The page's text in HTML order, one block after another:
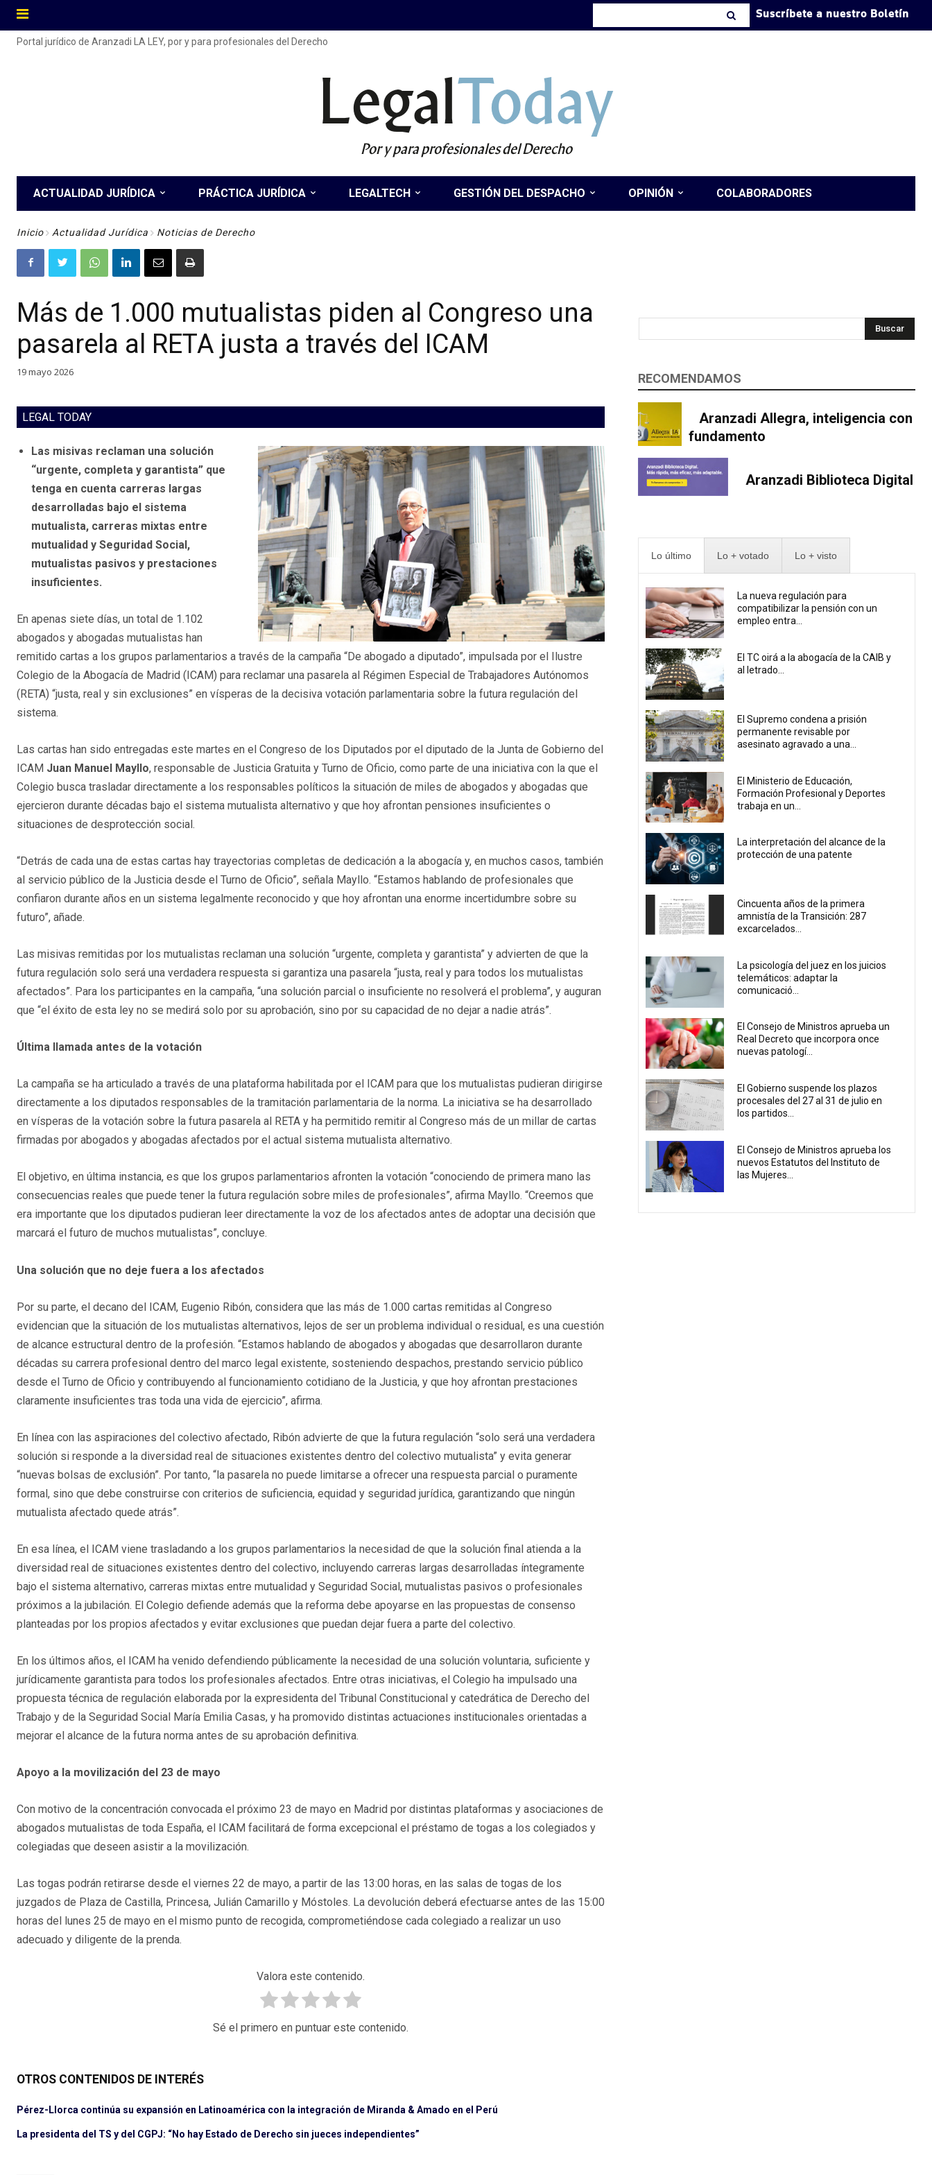
Suscríbete a nuestro Boletín
Portal jurídico de Aranzadi LA LEY, por y para profesionales del Derecho
LegalToday
Por y para profesionales del Derecho
ACTUALIDAD JURÍDICA PRÁCTICA JURÍDICA LEGALTECH GESTIÓN DEL DESPACHO OPINIÓN COLABORADORES
Inicio Actualidad Jurídica Noticias de Derecho
Más de 1.000 mutualistas piden al Congreso una
pasarela al RETA justa a través del ICAM
19 mayo 2026
LEGAL TODAY
Las misivas reclaman una solución
“urgente, completa y garantista” que
tenga en cuenta carreras largas
desarrolladas bajo el sistema
mutualista, carreras mixtas entre
mutualidad y Seguridad Social,
mutualistas pasivos y prestaciones
insuficientes.
En apenas siete días, un total de 1.102
abogados y abogadas mutualistas han
remitido cartas a los grupos parlamentarios a través de la campaña “De abogado a diputado”, impulsada por el Ilustre
Colegio de la Abogacía de Madrid (ICAM) para reclamar una pasarela al Régimen Especial de Trabajadores Autónomos
(RETA) “justa, real y sin exclusiones” en vísperas de la decisiva votación parlamentaria sobre la futura regulación del
sistema.
Las cartas han sido entregadas este martes en el Congreso de los Diputados por el diputado de la Junta de Gobierno del
ICAM Juan Manuel Mayllo, responsable de Justicia Gratuita y Turno de Oficio, como parte de una iniciativa con la que el
Colegio busca trasladar directamente a los responsables políticos la situación de miles de abogados y abogadas que
ejercieron durante décadas bajo el sistema mutualista alternativo y que hoy afrontan pensiones insuficientes o
situaciones de desprotección social.
“Detrás de cada una de estas cartas hay trayectorias completas de dedicación a la abogacía y, en muchos casos, también
al servicio público de la Justicia desde el Turno de Oficio”, señala Mayllo. “Estamos hablando de profesionales que
confiaron durante años en un sistema legalmente reconocido y que hoy afrontan una enorme incertidumbre sobre su
futuro”, añade.
Las misivas remitidas por los mutualistas reclaman una solución “urgente, completa y garantista” y advierten de que la
futura regulación solo será una verdadera respuesta si garantiza una pasarela “justa, real y para todos los mutualistas
afectados”. Para los participantes en la campaña, “una solución parcial o insuficiente no resolverá el problema”, y auguran
que “el éxito de esta ley no se medirá solo por su aprobación, sino por su capacidad de no dejar a nadie atrás”.
Última llamada antes de la votación
La campaña se ha articulado a través de una plataforma habilitada por el ICAM para que los mutualistas pudieran dirigirse
directamente a los diputados responsables de la tramitación parlamentaria de la norma. La iniciativa se ha desarrollado
en vísperas de la votación sobre la futura pasarela al RETA y ha permitido remitir al Congreso más de un millar de cartas
firmadas por abogados y abogadas afectados por el actual sistema mutualista alternativo.
El objetivo, en última instancia, es que los grupos parlamentarios afronten la votación “conociendo de primera mano las
consecuencias reales que puede tener la futura regulación sobre miles de profesionales”, afirma Mayllo. “Creemos que
era importante que los diputados pudieran leer directamente la voz de los afectados antes de adoptar una decisión que
marcará el futuro de muchos mutualistas”, concluye.
Una solución que no deje fuera a los afectados
Por su parte, el decano del ICAM, Eugenio Ribón, considera que las más de 1.000 cartas remitidas al Congreso
evidencian que la situación de los mutualistas alternativos, lejos de ser un problema individual o residual, es una cuestión
de alcance estructural dentro de la profesión. “Estamos hablando de abogados y abogadas que desarrollaron durante
décadas su carrera profesional dentro del marco legal existente, sosteniendo despachos, prestando servicio público
desde el Turno de Oficio y contribuyendo al funcionamiento cotidiano de la Justicia, y que hoy afrontan prestaciones
claramente insuficientes tras toda una vida de ejercicio”, afirma.
En línea con las aspiraciones del colectivo afectado, Ribón advierte de que la futura regulación “solo será una verdadera
solución si responde a la diversidad real de situaciones existentes dentro del colectivo mutualista” y evita generar
“nuevas bolsas de exclusión”. Por tanto, “la pasarela no puede limitarse a ofrecer una respuesta parcial o puramente
formal, sino que debe construirse con criterios de suficiencia, equidad y seguridad jurídica, garantizando que ningún
mutualista afectado quede atrás”.
En esa línea, el ICAM viene trasladando a los grupos parlamentarios la necesidad de que la solución final atienda a la
diversidad real de situaciones existentes dentro del colectivo, incluyendo carreras largas desarrolladas íntegramente
bajo el sistema alternativo, carreras mixtas entre mutualidad y Seguridad Social, mutualistas pasivos o profesionales
próximos a la jubilación. El Colegio defiende además que la reforma debe apoyarse en las propuestas de consenso
planteadas por los propios afectados y evitar exclusiones que puedan dejar fuera a parte del colectivo.
En los últimos años, el ICAM ha venido defendiendo públicamente la necesidad de una solución voluntaria, suficiente y
jurídicamente garantista para todos los profesionales afectados. Entre otras iniciativas, el Colegio ha impulsado una
propuesta técnica de regulación elaborada por la expresidenta del Tribunal Constitucional y catedrática de Derecho del
Trabajo y de la Seguridad Social María Emilia Casas, y ha promovido distintas actuaciones institucionales orientadas a
mejorar el alcance de la futura norma antes de su aprobación definitiva.
Apoyo a la movilización del 23 de mayo
Con motivo de la concentración convocada el próximo 23 de mayo en Madrid por distintas plataformas y asociaciones de
abogados mutualistas de toda España, el ICAM facilitará de forma excepcional el préstamo de togas a los colegiados y
colegiadas que deseen asistir a la movilización.
Las togas podrán retirarse desde el viernes 22 de mayo, a partir de las 13:00 horas, en las salas de togas de los
juzgados de Plaza de Castilla, Princesa, Julián Camarillo y Móstoles. La devolución deberá efectuarse antes de las 15:00
horas del lunes 25 de mayo en el mismo punto de recogida, comprometiéndose cada colegiado a realizar un uso
adecuado y diligente de la prenda.
Valora este contenido.
Sé el primero en puntuar este contenido.
OTROS CONTENIDOS DE INTERÉS
Pérez-Llorca continúa su expansión en Latinoamérica con la integración de Miranda & Amado en el Perú
La presidenta del TS y del CGPJ: “No hay Estado de Derecho sin jueces independientes”
Buscar
RECOMENDAMOS
Aranzadi Allegra, inteligencia con
fundamento
Aranzadi Biblioteca Digital
Lo último Lo + votado Lo + visto
La nueva regulación para
compatibilizar la pensión con un
empleo entra...
El TC oirá a la abogacía de la CAIB y
al letrado...
El Supremo condena a prisión
permanente revisable por
asesinato agravado a una...
El Ministerio de Educación,
Formación Profesional y Deportes
trabaja en un...
La interpretación del alcance de la
protección de una patente
Cincuenta años de la primera
amnistía de la Transición: 287
excarcelados...
La psicología del juez en los juicios
telemáticos: adaptar la
comunicació...
El Consejo de Ministros aprueba un
Real Decreto que incorpora once
nuevas patologí...
El Gobierno suspende los plazos
procesales del 27 al 31 de julio en
los partidos...
El Consejo de Ministros aprueba los
nuevos Estatutos del Instituto de
las Mujeres...